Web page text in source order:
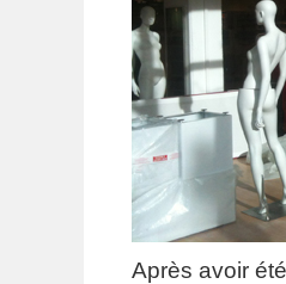
Après avoir